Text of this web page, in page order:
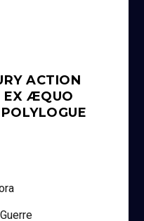
ACTION
EX ÆQUO